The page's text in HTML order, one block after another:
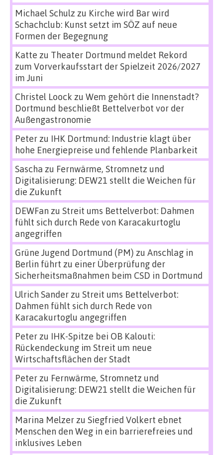
Michael Schulz zu Kirche wird Bar wird
Schachclub: Kunst setzt im SÖZ auf neue
Formen der Begegnung
Katte zu Theater Dortmund meldet Rekord
zum Vorverkaufsstart der Spielzeit 2026/2027
im Juni
Christel Loock zu Wem gehört die Innenstadt?
Dortmund beschließt Bettelverbot vor der
Außengastronomie
Peterzu IHK Dortmund: Industrie klagt über
hohe Energiepreise und fehlende Planbarkeit
Sascha zu Fernwärme, Stromnetz und
Digitalisierung: DEW21 stellt die Weichen für
die Zukunft
DEWFan zu Streit ums Bettelverbot: Dahmen
fühlt sich durch Rede von Karacakurtoglu
angegriffen
Grüne Jugend Dortmund (PM) zu Anschlag in
Berlin führt zu einer Überprüfung der
Sicherheitsmaßnahmen beim CSD in Dortmund
Ulrich Sanderzu Streit ums Bettelverbot:
Dahmen fühlt sich durch Rede von
Karacakurtoglu angegriffen
Peterzu IHK-Spitze bei OB Kalouti:
Rückendeckung im Streit um neue
Wirtschaftsflächen der Stadt
Peterzu Fernwärme, Stromnetz und
Digitalisierung: DEW21 stellt die Weichen für
die Zukunft
Marina Melzerzu Siegfried Volkert ebnet
Menschen den Weg in ein barrierefreies und
inklusives Leben